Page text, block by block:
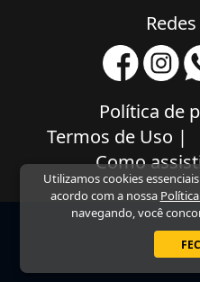
Utilizamos cookies
acordo com a nossa
navegando, você
Política de
Termos de Uso |
Como